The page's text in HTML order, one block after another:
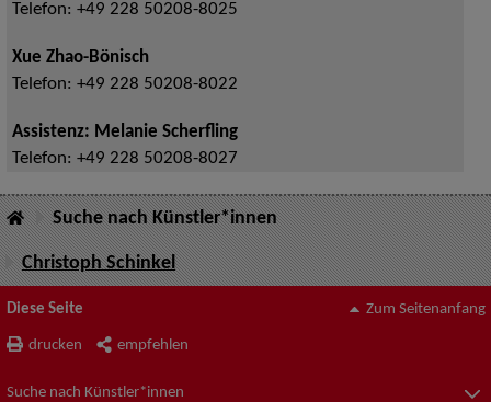
Telefon: +49 228 50208-8025
Xue Zhao-Bönisch
Telefon: +49 228 50208-8022
Assistenz: Melanie Scherfling
Telefon: +49 228 50208-8027
Suche nach Künstler*innen
Christoph Schinkel
Diese Seite
drucken empfehlen
Zum Seitenanfang
Suche nach Künstler*innen